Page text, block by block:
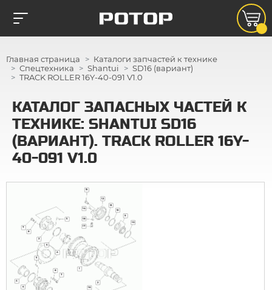
Главная страница
Каталоги запчастей к технике
Спецтехника
Shantui
SD16 (вариант)
TRACK ROLLER 16Y-40-091 V1.0
КАТАЛОГ ЗАПАСНЫХ ЧАСТЕЙ К
ТЕХНИКЕ: SHANTUI SD16
(ВАРИАНТ). TRACK ROLLER 16Y-
40-091 V1.0
1
2
3
4
4
5
5
6
6
7
7
8
8
9
10
10
12
13
14
15
16
17
18